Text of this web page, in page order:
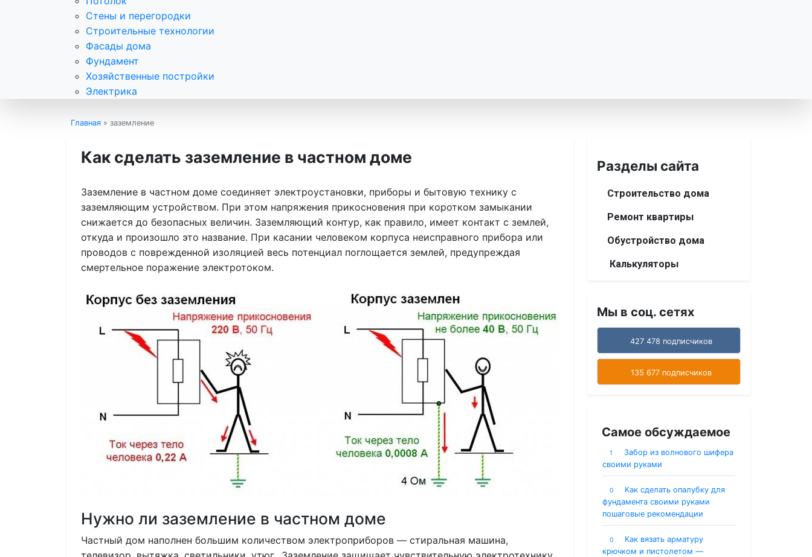
Стены и перегородки
Строительные технологии
Фасады дома
Фундамент
Хозяйственные постройки
Электрика
Главная » заземление
Как сделать заземление в частном доме
Заземление в частном доме соединяет электроустановки, приборы и бытовую технику с
заземляющим устройством. При этом напряжения прикосновения при коротком замыкании
снижается до безопасных величин. Заземляющий контур, как правило, имеет контакт с землей,
откуда и произошло это название. При касании человеком корпуса неисправного прибора или
проводов с поврежденной изоляцией весь потенциал поглощается землей, предупреждая
смертельное поражение электротоком.
Нужно ли заземление в частном доме
Частный дом наполнен большим количеством электроприборов — стиральная машина,
Разделы сайта
Строительство дома
Ремонт квартиры
Обустройство дома
Калькуляторы
Мы в соц. сетях
427 478 подписчиков
135 677 подписчиков
Самое обсуждаемое
1
Забор из волнового шифера
своими руками
0
Как сделать опалубку для
фундамента своими руками
пошаговые рекомендации
0
Как вязать арматуру
крючком и пистолетом —